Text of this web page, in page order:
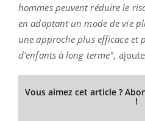
hommes peuvent réduire le
en adoptant un mode de vie
une approche plus efficace et
d'enfants à long terme",
Vous aimez cet article ?
!